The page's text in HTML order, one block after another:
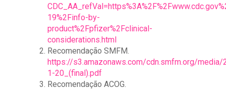
19%2Finfo-by-
product%2Fpfizer%2Fclinical-
considerations.html
Recomendação SMFM.
https://s3.amazonaws.com/cdn.smfm.org/
1-20_(final).pdf
Recomendação ACOG.